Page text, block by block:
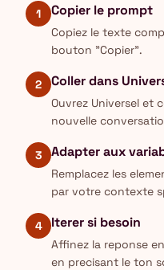
1 Copier le prompt
Copiez le texte
bouton "Copier".
2 Coller dans
Ouvrez Universel et
nouvelle
3 Adapter aux
Remplacez les
par votre contexte
4 Iterer si besoin
Affinez la reponse
en precisant le ton